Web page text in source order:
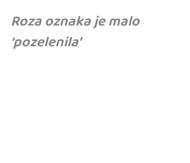
Roza oznaka je malo
‘pozelenila’